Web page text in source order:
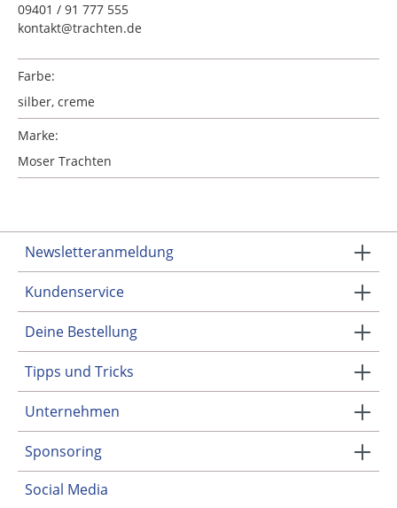
09401 / 91 777 555
kontakt@trachten.de
Farbe:
silber, creme
Marke:
Moser Trachten
Newsletteranmeldung
Kundenservice
Deine Bestellung
Tipps und Tricks
Unternehmen
Sponsoring
Social Media